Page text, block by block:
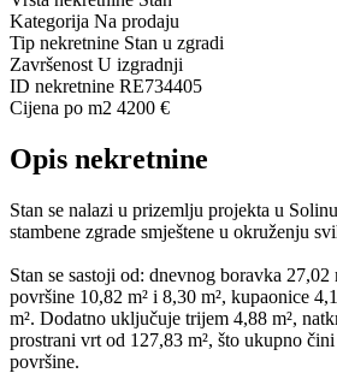
Kategorija Na prodaju
Tip nekretnine Stan u zgradi
Završenost U izgradnji
ID nekretnine RE734405
Cijena po m2 4200 €
Opis nekretnine
Stan se nalazi u prizemlju projekta u
stambene zgrade smještene u okruženju
Stan se sastoji od: dnevnog boravka 27,02
površine 10,82 m² i 8,30 m², kupaonice
m². Dodatno uključuje trijem 4,88 m²,
prostrani vrt od 127,83 m², što ukupno
površine.